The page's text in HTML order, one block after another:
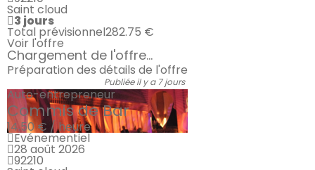
Saint cloud
3 jours
Total prévisionnel282.75 €
Voir l'offre
Chargement de l'offre...
Préparation des détails de l'offre
Publiée il y a 7 jours
Auto-entrepreneur
Commis de Bar
14.50 € / heure
Evénementiel
28 août 2026
92210